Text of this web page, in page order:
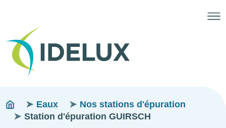
Fils
d'ariane
You
are
Eaux
Nos stations d'épuration
Station d'épuration GUIRSCH